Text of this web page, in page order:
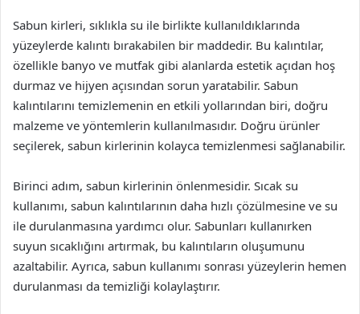
Sabun kirleri, sıklıkla su ile birlikte kullanıldıklarında
yüzeylerde kalıntı bırakabilen bir maddedir. Bu kalıntılar,
özellikle banyo ve mutfak gibi alanlarda estetik açıdan hoş
durmaz ve hijyen açısından sorun yaratabilir. Sabun
kalıntılarını temizlemenin en etkili yollarından biri, doğru
malzeme ve yöntemlerin kullanılmasıdır. Doğru ürünler
seçilerek, sabun kirlerinin kolayca temizlenmesi sağlanabilir.
Birinci adım, sabun kirlerinin önlenmesidir. Sıcak su
kullanımı, sabun kalıntılarının daha hızlı çözülmesine ve su
ile durulanmasına yardımcı olur. Sabunları kullanırken
suyun sıcaklığını artırmak, bu kalıntıların oluşumunu
azaltabilir. Ayrıca, sabun kullanımı sonrası yüzeylerin hemen
durulanması da temizliği kolaylaştırır.